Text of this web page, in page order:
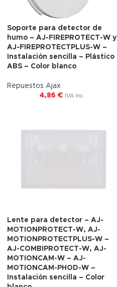
Soporte para detector de
humo – AJ-FIREPROTECT-W y
AJ-FIREPROTECTPLUS-W –
Instalación sencilla – Plástico
ABS – Color blanco
Repuestos Ajax
4,86 € IVA Inc.
Lente para detector – AJ-
MOTIONPROTECT-W, AJ-
MOTIONPROTECTPLUS-W –
AJ-COMBIPROTECT-W, AJ-
MOTIONCAM-W – AJ-
MOTIONCAM-PHOD-W –
Instalación sencilla – Color